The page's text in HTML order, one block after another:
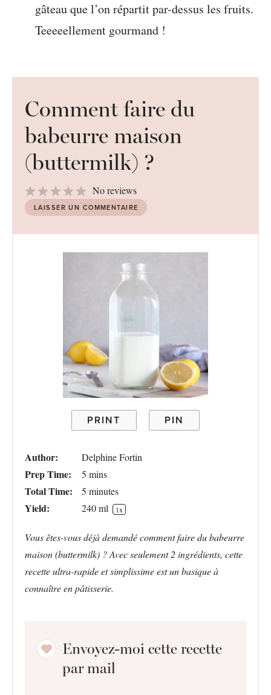
gâteau que l’on répartit par-dessus les fruits.
Teeeeellement gourmand !
Comment faire du
babeurre maison
(buttermilk) ?
Stars
4
Stars
3
Stars
2
Stars
1
Star
No reviews
LAISSER UN COMMENTAIRE
PRINT PIN
Author: Delphine Fortin
Prep Time: 5 mins
Total Time: 5 minutes
Yield: 240ml 1x
Vous êtes-vous déjà demandé comment faire du babeurre
maison (buttermilk) ? Avec seulement 2 ingrédients, cette
recette ultra-rapide et simplissime est un basique à
connaître en pâtisserie.
Envoyez-moi cette recette
par mail